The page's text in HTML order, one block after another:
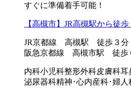
すぐに準備着手可能！
【高槻市】JR高槻駅から徒歩
JR京都線 高槻駅 徒歩３分
阪急京都線 高槻市駅 徒歩
内科小児科整形外科皮膚科耳
泌尿器科精神･心内産科･婦人